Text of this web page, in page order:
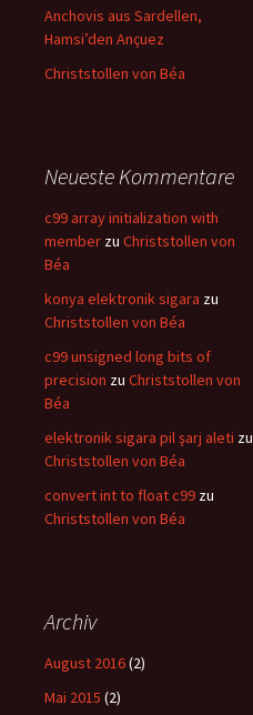
Anchovis aus Sardellen,
Hamsi’den Ançuez
Christstollen von Béa
Neueste Kommentare
c99 array initialization with
member zu Christstollen von
Béa
konya elektronik sigara zu
Christstollen von Béa
c99 unsigned long bits of
precision zu Christstollen von
Béa
elektronik sigara pil şarj aleti zu
Christstollen von Béa
convert int to float c99 zu
Christstollen von Béa
Archiv
August 2016(2)
Mai 2015 (2)